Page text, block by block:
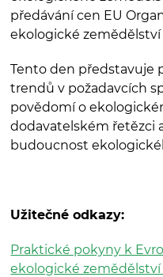
předávání cen EU
ekologické
Tento den představuje
trendů v požadavcích
povědomí o
dodavatelském řetězci
budoucnost
Užitečné odkazy:
Praktické pokyny k
ekologické